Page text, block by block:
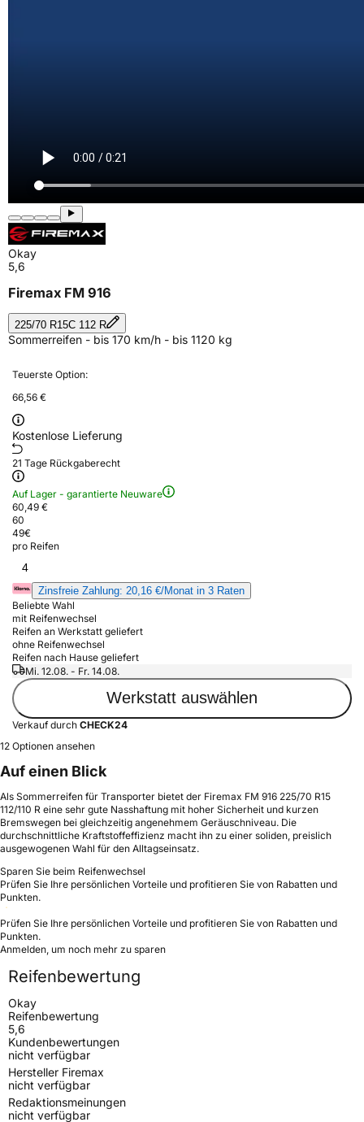
Okay
5,6
Firemax FM 916
225/70 R15C 112 R
Sommerreifen - bis 170 km/h - bis 1120 kg
Teuerste Option:
66,56 €
Kostenlose Lieferung
21 Tage Rückgaberecht
Auf Lager - garantierte Neuware
60,49 €
60
49€
pro Reifen
4
Zinsfreie Zahlung: 20,16 €/Monat in 3 Raten
Beliebte Wahl
mit Reifenwechsel
Reifen an Werkstatt geliefert
ohne Reifenwechsel
Reifen nach Hause geliefert
Mi. 12.08. - Fr. 14.08.
Werkstatt auswählen
Verkauf durch CHECK24
12 Optionen ansehen
Auf einen Blick
Als Sommerreifen für Transporter bietet der Firemax FM 916 225/70 R15
112/110 R eine sehr gute Nasshaftung mit hoher Sicherheit und kurzen
Bremswegen bei gleichzeitig angenehmem Geräuschniveau. Die
durchschnittliche Kraftstoffeffizienz macht ihn zu einer soliden, preislich
ausgewogenen Wahl für den Alltagseinsatz.
Sparen Sie beim Reifenwechsel
Prüfen Sie Ihre persönlichen Vorteile und profitieren Sie von Rabatten und
Punkten.
Prüfen Sie Ihre persönlichen Vorteile und profitieren Sie von Rabatten und
Punkten.
Anmelden, um noch mehr zu sparen
Reifenbewertung
Okay
Reifenbewertung
5,6
Kundenbewertungen
nicht verfügbar
Hersteller Firemax
nicht verfügbar
Redaktionsmeinungen
nicht verfügbar